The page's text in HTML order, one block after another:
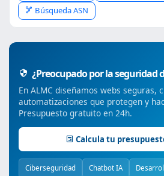
Búsqueda ASN
¿Preocupado por la seguridad
En ALMC diseñamos webs seguras,
automatizaciones que protegen y
Presupuesto gratuito en 24h.
Calcula tu
Ciberseguridad Chatbot IA